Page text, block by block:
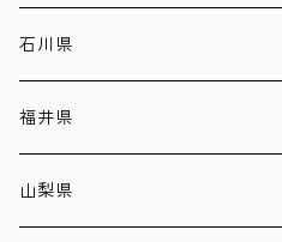
石川県
福井県
山梨県